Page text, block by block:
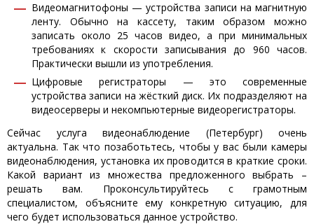
Видеомагнитофоны — устройства записи на магнитную
ленту. Обычно на кассету, таким образом можно
записать около 25 часов видео, а при минимальных
требованиях к скорости записывания до 960 часов.
Практически вышли из употребления.
Цифровые регистраторы — это современные
устройства записи на жёсткий диск. Их подразделяют на
видеосерверы и некомпьютерные видеорегистраторы.
Сейчас услуга видеонаблюдение (Петербург) очень
актуальна. Так что позаботьтесь, чтобы у вас были камеры
видеонаблюдения, установка их проводится в краткие сроки.
Какой вариант из множества предложенного выбрать –
решать вам. Проконсультируйтесь с грамотным
специалистом, объясните ему конкретную ситуацию, для
чего будет использоваться данное устройство.